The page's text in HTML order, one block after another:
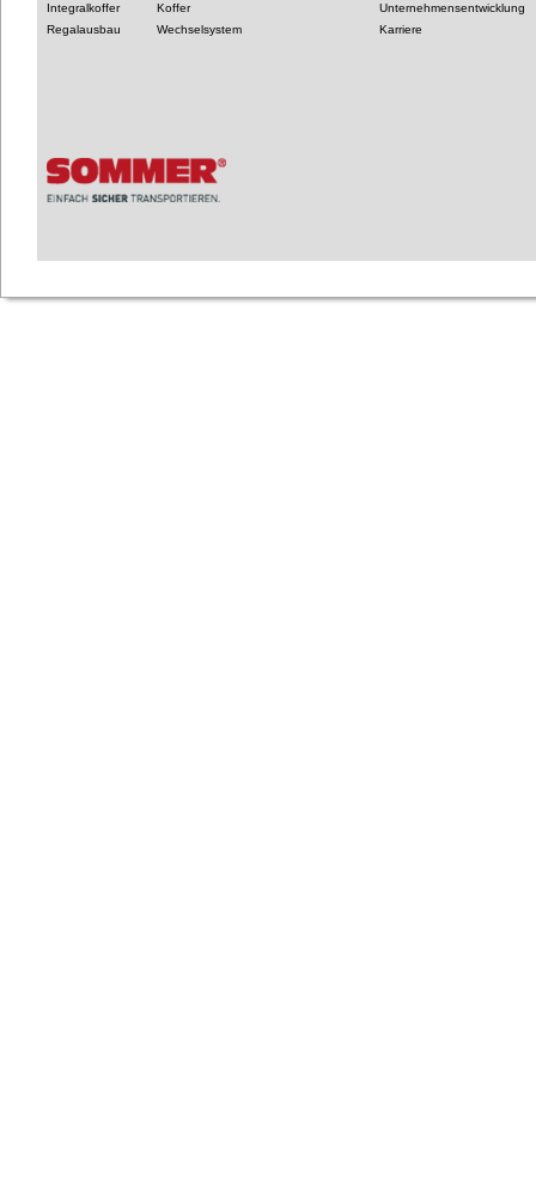
Integralkoffer
Regalausbau
Koffer
Wechselsystem
Unternehmensentwicklung
Karriere